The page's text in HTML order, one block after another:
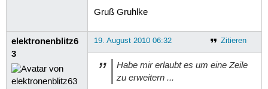
Gruß Gruhlke
elektronenblitz6
3
Zitieren
19. August 2010 06:32
Habe mir erlaubt es um eine Zeile
zu erweitern ...